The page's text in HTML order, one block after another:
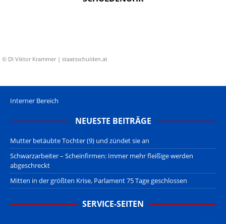
© DI Viktor Krammer | staatsschulden.at
Interner Bereich
NEUESTE BEITRÄGE
Mutter betäubte Tochter (9) und zündet sie an
Schwarzarbeiter – Scheinfirmen: Immer mehr fleißige werden
abgeschreckt
Mitten in der größten Krise, Parlament 75 Tage geschlossen
SERVICE-SEITEN